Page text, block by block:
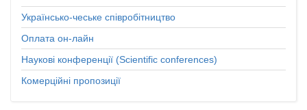
Українсько-чеське співробітництво
Оплата он-лайн
Наукові конференції (Scientific conferences)
Комерційні пропозиції